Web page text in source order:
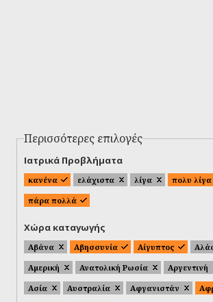
Περισσότερες επιλογές
Ιατρικά Προβλήματα
κανένα ελάχιστα λίγα πολυ λίγα
πάρα πολλά
Χώρα καταγωγής
Αβάνα Αβησσυνία Αίγυπτος
Αμερική
Ανατολική Ρωσία Αργεντινή
Ασία
Αυστραλία Αφγανιστάν